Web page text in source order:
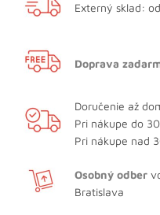
Externý sklad:
Doprava
Doručenie až
Pri nákupe do
Pri nákupe nad
Osobný odber
Bratislava